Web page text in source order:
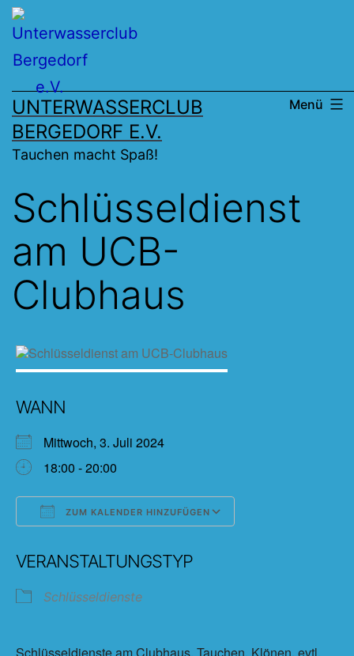
Zum
Inhalt
springen
UNTERWASSERCLUB
BERGEDORF E.V.
Tauchen macht Spaß!
Menü
Schlüsseldienst
am UCB-
Clubhaus
WANN
Mittwoch, 3. Juli 2024
18:00 - 20:00
ZUM KALENDER HINZUFÜGEN
VERANSTALTUNGSTYP
Schlüsseldienste